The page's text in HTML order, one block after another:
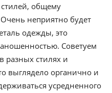
общему
неприятно будет
одежды, это
Советуем
разных стилях и
выглядело органично и
усредненного